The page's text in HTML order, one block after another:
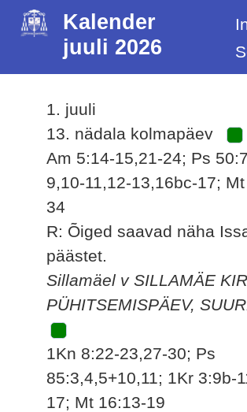
Kalender
juuli 2026
1. juuli
13. nädala kolmapäev
Am 5:14-15,21-24; Ps
9,10-11,12-13,16bc-17;
34
R: Õiged saavad näha
päästet.
Sillamäel v SILLAMÄE
PÜHITSEMISPÄEV,
1Kn 8:22-23,27-30; Ps
85:3,4,5+10,11; 1Kr 3:9b-
17; Mt 16:13-19